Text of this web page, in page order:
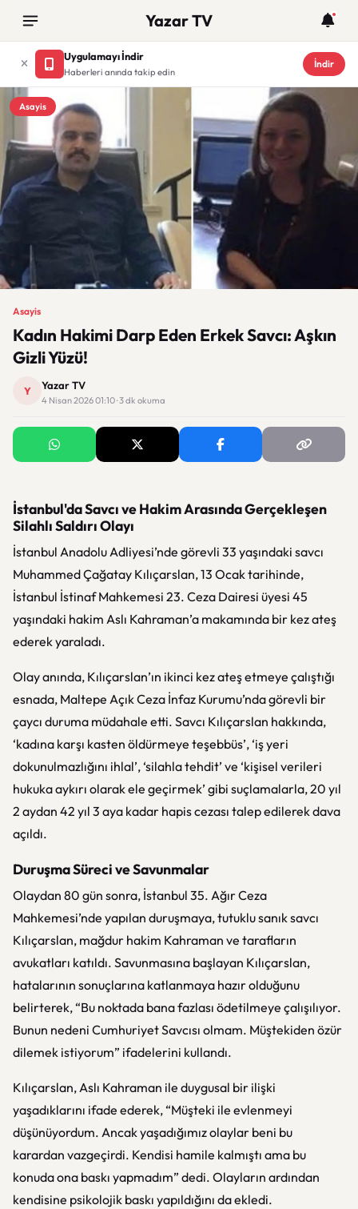
Yazar TV
Uygulamayı İndir
Haberleri anında takip edin
İndir
Asayis
Asayis
Kadın Hakimi Darp Eden Erkek Savcı: Aşkın
Gizli Yüzü!
Y Yazar TV
4 Nisan 2026 01:10 · 3 dk okuma
İstanbul'da Savcı ve Hakim Arasında Gerçekleşen
Silahlı Saldırı Olayı
İstanbul Anadolu Adliyesi’nde görevli 33 yaşındaki savcı
Muhammed Çağatay Kılıçarslan, 13 Ocak tarihinde,
İstanbul İstinaf Mahkemesi 23. Ceza Dairesi üyesi 45
yaşındaki hakim Aslı Kahraman’a makamında bir kez ateş
ederek yaraladı.
Olay anında, Kılıçarslan’ın ikinci kez ateş etmeye çalıştığı
esnada, Maltepe Açık Ceza İnfaz Kurumu’nda görevli bir
çaycı duruma müdahale etti. Savcı Kılıçarslan hakkında,
‘kadına karşı kasten öldürmeye teşebbüs’, ‘iş yeri
dokunulmazlığını ihlal’, ‘silahla tehdit’ ve ‘kişisel verileri
hukuka aykırı olarak ele geçirmek’ gibi suçlamalarla, 20 yıl
2 aydan 42 yıl 3 aya kadar hapis cezası talep edilerek dava
açıldı.
Duruşma Süreci ve Savunmalar
Olaydan 80 gün sonra, İstanbul 35. Ağır Ceza
Mahkemesi’nde yapılan duruşmaya, tutuklu sanık savcı
Kılıçarslan, mağdur hakim Kahraman ve tarafların
avukatları katıldı. Savunmasına başlayan Kılıçarslan,
hatalarının sonuçlarına katlanmaya hazır olduğunu
belirterek, “Bu noktada bana fazlası ödetilmeye çalışılıyor.
Bunun nedeni Cumhuriyet Savcısı olmam. Müştekiden özür
dilemek istiyorum” ifadelerini kullandı.
Kılıçarslan, Aslı Kahraman ile duygusal bir ilişki
yaşadıklarını ifade ederek, “Müşteki ile evlenmeyi
düşünüyordum. Ancak yaşadığımız olaylar beni bu
karardan vazgeçirdi. Kendisi hamile kalmıştı ama bu
konuda ona baskı yapmadım” dedi. Olayların ardından
kendisine psikolojik baskı yapıldığını da ekledi.